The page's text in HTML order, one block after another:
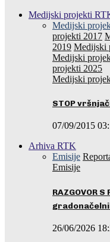
Medijski projekti
Medijski
projekti 2017
2019 Medijski
Medijski
projekti 2025
Medijski
STOP
07/09/2015
Arhiva RTK
Emisije
Emisije
RAZGOVOR
26/06/2026